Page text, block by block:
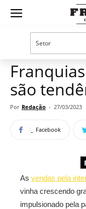
Guia
Mercado de franquias
são
Por Redação - 27/03/2023
Facebook
As vendas pela
vinha crescendo
impulsionado pela